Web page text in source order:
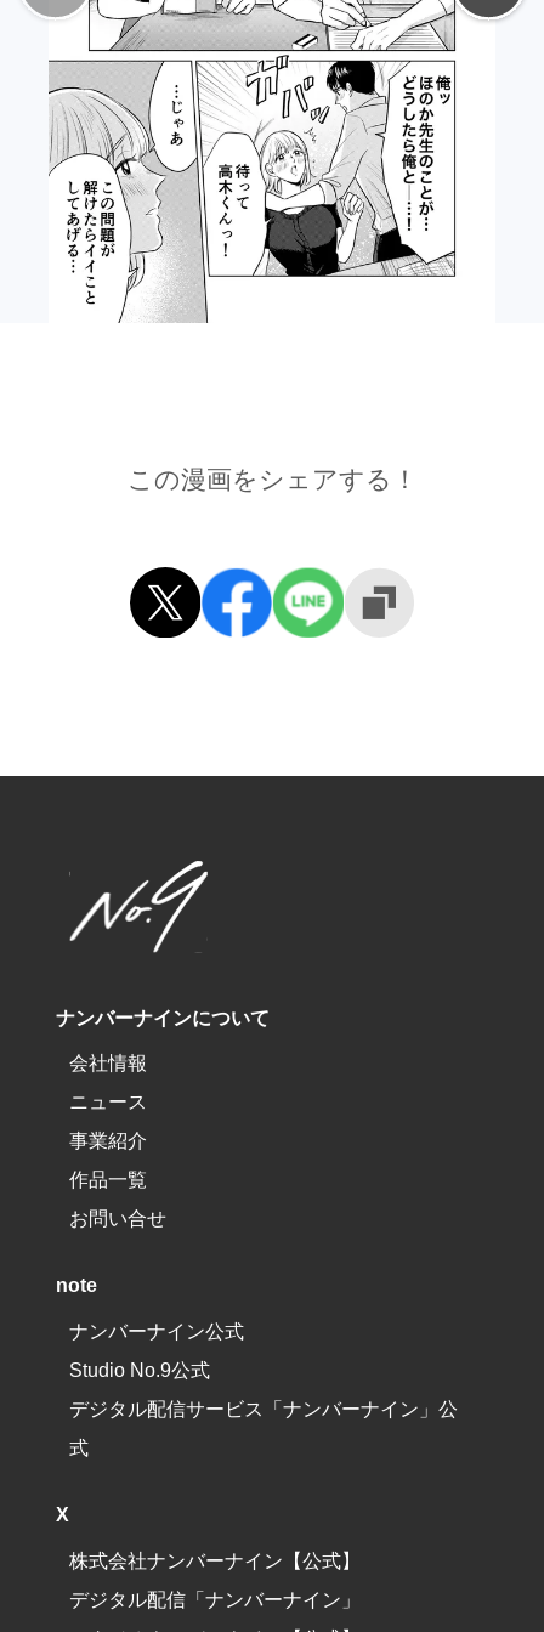
この漫画をシェアする！
ナンバーナインについて
会社情報
ニュース
事業紹介
作品一覧
お問い合せ
note
ナンバーナイン公式
Studio No.9公式
デジタル配信サービス「ナンバーナイン」公
式
X
株式会社ナンバーナイン【公式】
デジタル配信「ナンバーナイン」